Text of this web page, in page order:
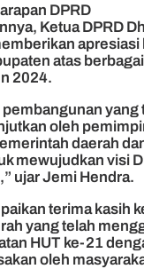
DPRD
Ketua DPRD
apresiasi
atas
2024.
pembangunan yang
oleh
daerah
mewujudkan visi
ujar Jemi Hendra.
terima kasih
yang telah
HUT ke-21
oleh